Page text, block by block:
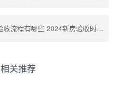
下一篇：2024毛坯房验收流程有哪些 2024新房验收时需要注意什么
相关推荐